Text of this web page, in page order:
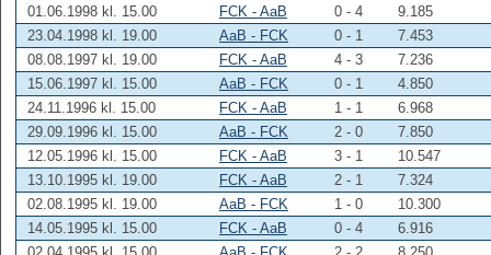
01.06.1998 kl. 15.00
FCK - AaB 0 - 4
9.185
23.04.1998 kl. 19.00
AaB - FCK 0 - 1
7.453
08.08.1997 kl. 19.00
FCK - AaB 4 - 3
7.236
15.06.1997 kl. 15.00
AaB - FCK 0 - 1
4.850
24.11.1996 kl. 15.00
FCK - AaB 1 - 1
6.968
29.09.1996 kl. 15.00
AaB - FCK 2 - 0
7.850
12.05.1996 kl. 15.00
FCK - AaB 3 - 1
10.547
13.10.1995 kl. 19.00
FCK - AaB 2 - 1
7.324
02.08.1995 kl. 19.00
AaB - FCK 1 - 0
10.300
14.05.1995 kl. 15.00
FCK - AaB 0 - 4
6.916